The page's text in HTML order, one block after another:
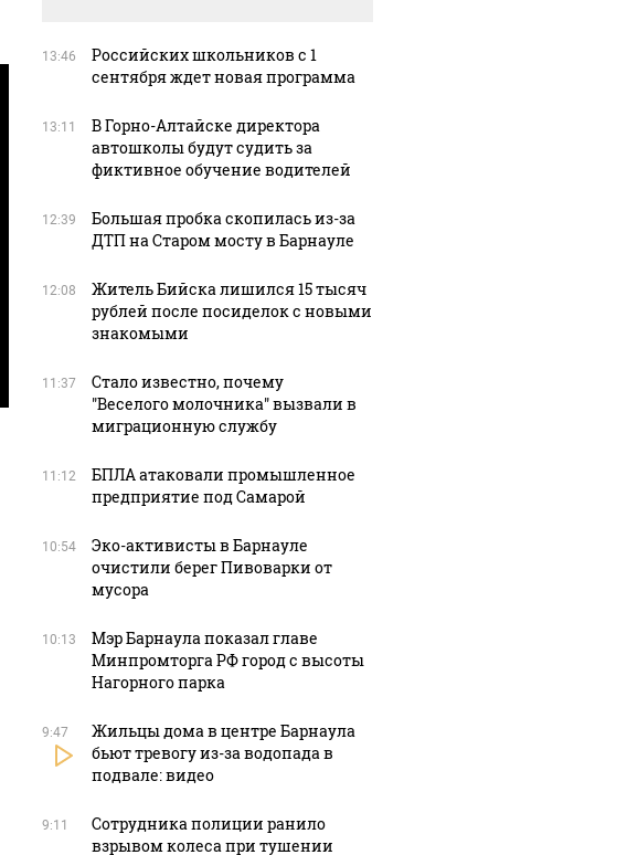
13:46
Российских школьников с 1
сентября ждет новая программа
13:11
В Горно-Алтайске директора
автошколы будут судить за
фиктивное обучение водителей
12:39
Большая пробка скопилась из-за
ДТП на Старом мосту в Барнауле
12:08
Житель Бийска лишился 15 тысяч
рублей после посиделок с новыми
знакомыми
11:37
Стало известно, почему
"Веселого молочника" вызвали в
миграционную службу
11:12
БПЛА атаковали промышленное
предприятие под Самарой
10:54
Эко-активисты в Барнауле
очистили берег Пивоварки от
мусора
10:13
Мэр Барнаула показал главе
Минпромторга РФ город с высоты
Нагорного парка
9:47
Жильцы дома в центре Барнаула
бьют тревогу из-за водопада в
подвале: видео
9:11
Сотрудника полиции ранило
взрывом колеса при тушении